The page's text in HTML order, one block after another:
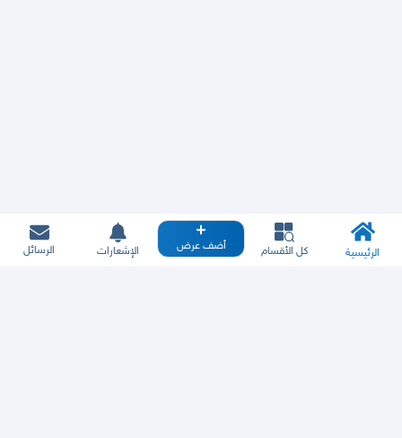
الرئيسية كل الأقسام أضف عرض الإشعارات الرسائل